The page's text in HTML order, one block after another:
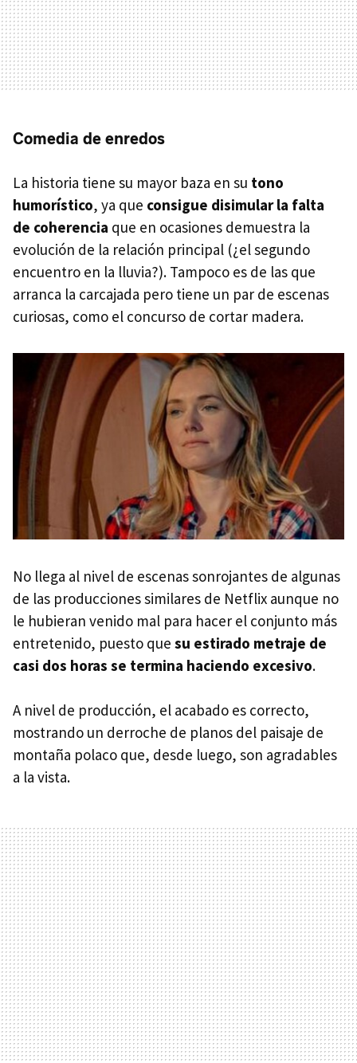
Comedia de enredos
La historia tiene su mayor baza en su tono
humorístico, ya que consigue disimular la falta
de coherencia que en ocasiones demuestra la
evolución de la relación principal (¿el segundo
encuentro en la lluvia?). Tampoco es de las que
arranca la carcajada pero tiene un par de escenas
curiosas, como el concurso de cortar madera.
No llega al nivel de escenas sonrojantes de algunas
de las producciones similares de Netflix aunque no
le hubieran venido mal para hacer el conjunto más
entretenido, puesto que su estirado metraje de
casi dos horas se termina haciendo excesivo.
A nivel de producción, el acabado es correcto,
mostrando un derroche de planos del paisaje de
montaña polaco que, desde luego, son agradables
a la vista.